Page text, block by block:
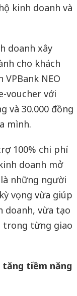
kinh doanh và
doanh xây
cho khách
NEO
voucher với
và 30.000 đồng
mình.
100% chi phí
doanh mở
những người
vọng vừa giúp
doanh, vừa tạo
trong từng giao
tăng tiềm năng